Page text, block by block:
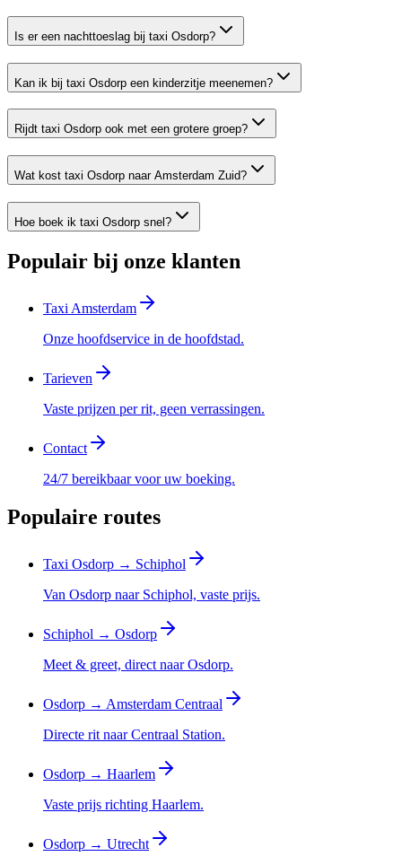
Is er een nachttoeslag bij taxi Osdorp?
Kan ik bij taxi Osdorp een kinderzitje meenemen?
Rijdt taxi Osdorp ook met een grotere groep?
Wat kost taxi Osdorp naar Amsterdam Zuid?
Hoe boek ik taxi Osdorp snel?
Populair bij onze klanten
Taxi Amsterdam
Onze hoofdservice in de hoofdstad.
Tarieven
Vaste prijzen per rit, geen verrassingen.
Contact
24/7 bereikbaar voor uw boeking.
Populaire routes
Taxi Osdorp → Schiphol
Van Osdorp naar Schiphol, vaste prijs.
Schiphol → Osdorp
Meet & greet, direct naar Osdorp.
Osdorp → Amsterdam Centraal
Directe rit naar Centraal Station.
Osdorp → Haarlem
Vaste prijs richting Haarlem.
Osdorp → Utrecht